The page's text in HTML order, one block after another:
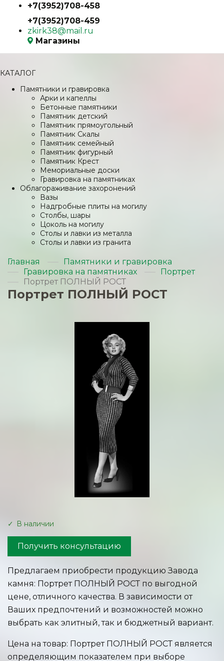
+7(3952)708-458
+7(3952)708-459
zkirk38@mail.ru
Магазины
КАТАЛОГ
Памятники и гравировка
Арки и капеллы
Бетонные памятники
Памятник детский
Памятник прямоугольный
Памятник Скалы
Памятник семейный
Памятник фигурный
Памятник Крест
Мемориальные доски
Гравировка на памятниках
Облагораживание захоронений
Вазы
Надгробные плиты на могилу
Столбы, шары
Цоколь на могилу
Столы и лавки из металла
Столы и лавки из гранита
Главная
Памятники и гравировка
Гравировка на памятниках
Портрет
Портрет ПОЛНЫЙ РОСТ
Портрет ПОЛНЫЙ РОСТ
В наличии
Получить консультацию
Предлагаем приобрести продукцию Завода
камня: Портрет ПОЛНЫЙ РОСТ по выгодной
цене, отличного качества. В зависимости от
Ваших предпочтений и возможностей можно
выбрать как элитный, так и бюджетный вариант.
Цена на товар: Портрет ПОЛНЫЙ РОСТ является
определяющим показателем при выборе